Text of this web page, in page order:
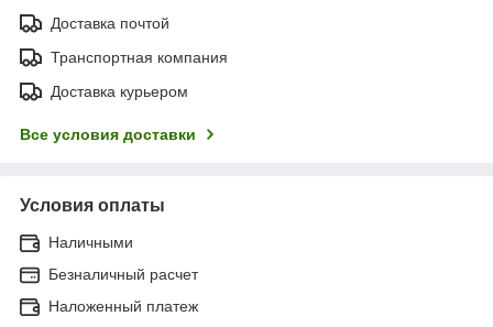
Доставка почтой
Транспортная компания
Доставка курьером
Все условия доставки
Условия оплаты
Наличными
Безналичный расчет
Наложенный платеж